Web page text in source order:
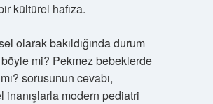
kültürel hafıza.
olarak bakıldığında durum
mi? Pekmez bebeklerde
sorusunun cevabı,
inanışlarla modern pediatri